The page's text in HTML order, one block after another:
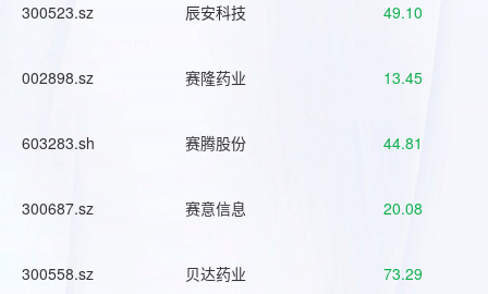
300523.sz 辰安科技 49.10
002898.sz 赛隆药业 13.45
603283.sh 赛腾股份 44.81
300687.sz 赛意信息 20.08
300558.sz 贝达药业 73.29